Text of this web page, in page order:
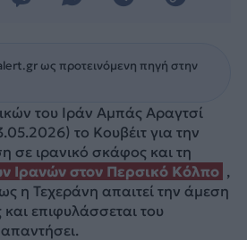
ως προτεινόμενη πηγή στην
του Ιράν Αμπάς Αραγτσί
το Κουβέιτ για την
σε ιρανικό σκάφος και τη
Ιρανών στον Περσικό Κόλπο ,
η Τεχεράνη απαιτεί την άμεση
επιφυλάσσεται του